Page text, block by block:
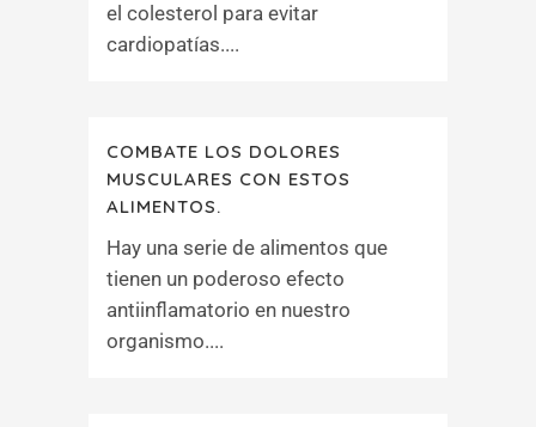
el colesterol para evitar
cardiopatías....
COMBATE LOS DOLORES
MUSCULARES CON ESTOS
ALIMENTOS.
Hay una serie de alimentos que
tienen un poderoso efecto
antiinflamatorio en nuestro
organismo....